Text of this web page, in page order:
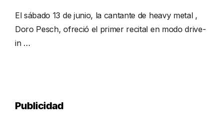
El sábado 13 de junio, la cantante de heavy metal ,
Doro Pesch, ofreció el primer recital en modo drive-
in …
Publicidad